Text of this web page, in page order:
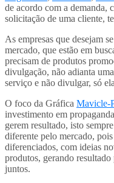
de acordo com a demanda,
solicitação de uma cliente,
As empresas que desejam
mercado, que estão em
precisam de produtos
divulgação, não adianta
serviço e não divulgar, só
O foco da Gráfica Mavicle-
investimento em
gerem resultado, isto
diferente pelo mercado,
diferenciados, com ideias
produtos, gerando resultado
juntos.